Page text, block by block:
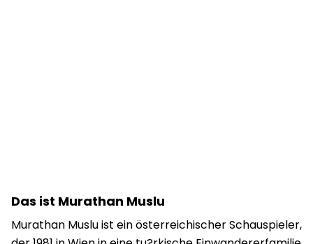
Das ist Murathan Muslu
Murathan Muslu ist ein österreichischer Schauspieler,